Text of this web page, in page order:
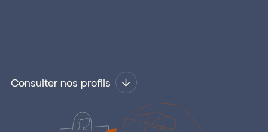
Consulter nos profils